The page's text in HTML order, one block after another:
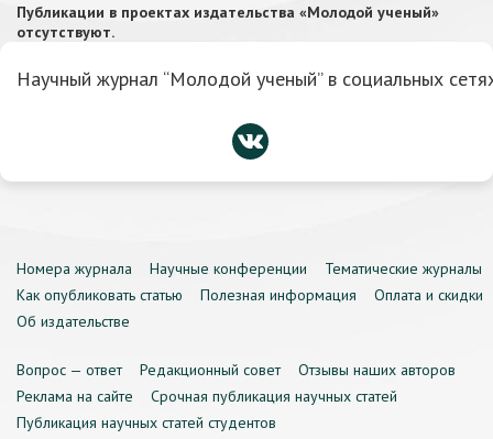
Публикации в проектах издательства «Молодой ученый»
отсутствуют.
Научный журнал “Молодой ученый” в социальных
Номера журнала Научные конференции
Тематические журналы
Как опубликовать статью
Полезная информация
Оплата и скидки
Об издательстве
Вопрос — ответ Редакционный совет
Отзывы наших авторов
Реклама на сайте
Срочная публикация научных статей
Публикация научных статей студентов